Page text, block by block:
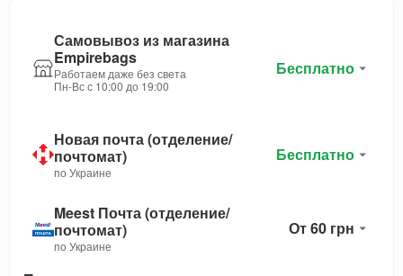
Самовывоз из магазина
Empirebags
Работаем даже без света
Пн-Вс с 10:00 до 19:00
Бесплатно
Новая почта (отделение/
почтомат)
по Украине
Бесплатно
Meest Почта (отделение/
почтомат)
по Украине
От 60 грн